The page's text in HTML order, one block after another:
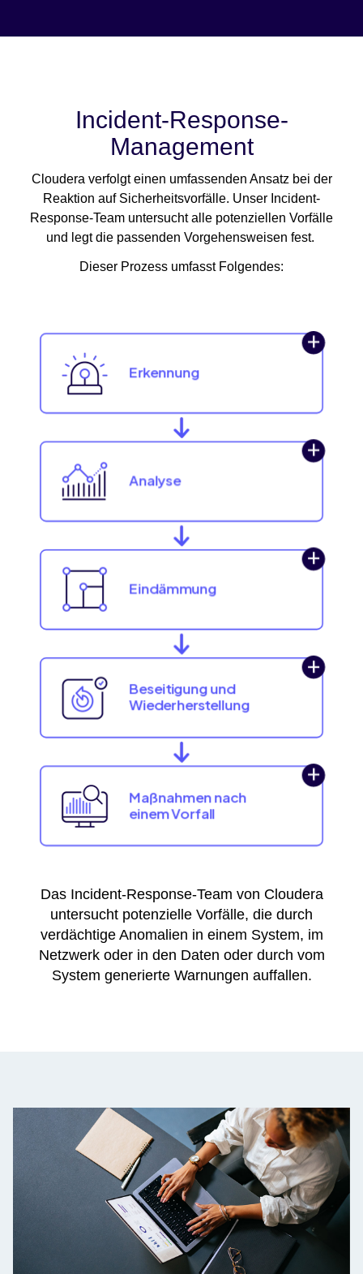
Incident-Response-
Management
Cloudera verfolgt einen umfassenden Ansatz bei der
Reaktion auf Sicherheitsvorfälle. Unser Incident-
Response-Team untersucht alle potenziellen Vorfälle
und legt die passenden Vorgehensweisen fest.
Dieser Prozess umfasst Folgendes:
Das Incident-Response-Team von Cloudera
untersucht potenzielle Vorfälle, die durch
verdächtige Anomalien in einem System, im
Netzwerk oder in den Daten oder durch vom
System generierte Warnungen auffallen.